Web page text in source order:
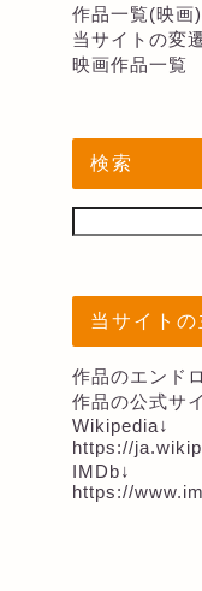
作品一覧(映画)
当サイトの変
映画作品一覧
検索
当サイト
作品のエンド
作品の公式サ
Wikipedia↓
https://
IMDb↓
https://